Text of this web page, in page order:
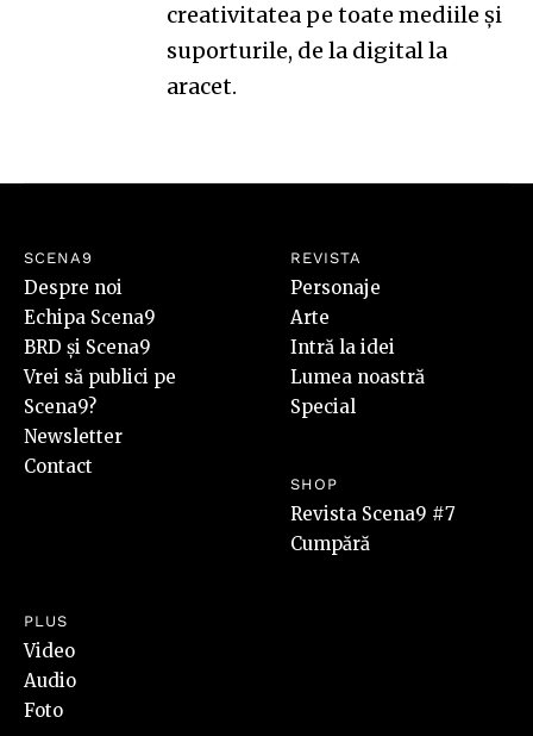
creativitatea pe toate mediile și
suporturile, de la digital la
aracet.
SCENA9
Despre noi
Echipa Scena9
BRD și Scena9
Vrei să publici pe
Scena9?
Newsletter
Contact
REVISTA
Personaje
Arte
Intră la idei
Lumea noastră
Special
SHOP
Revista Scena9 #7
Cumpără
PLUS
Video
Audio
Foto